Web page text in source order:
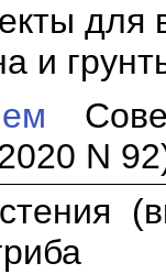
для
и
N